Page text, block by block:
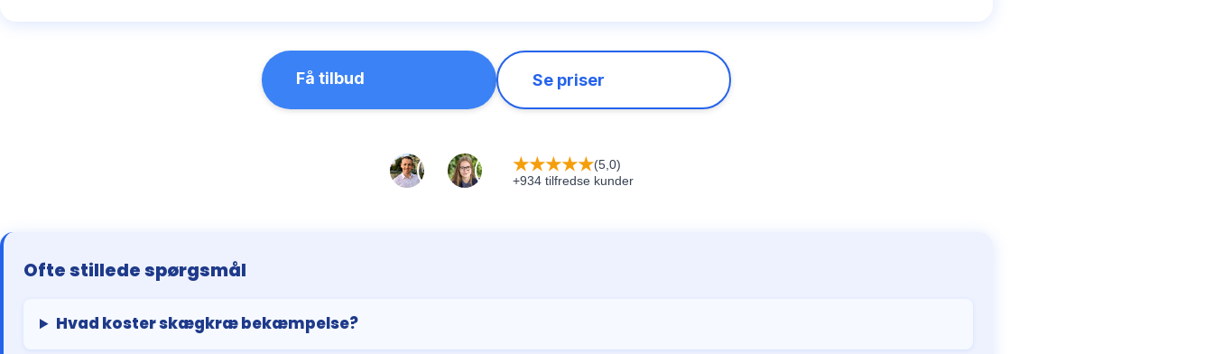
Få tilbud Se priser
★★★★★(5,0)
+934 tilfredse kunder
Ofte stillede spørgsmål
Hvad koster skægkræ bekæmpelse?